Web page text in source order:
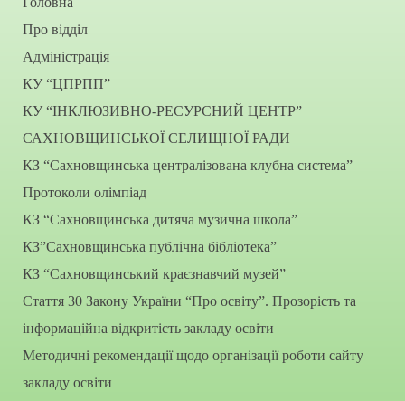
Про відділ
Адміністрація
КУ “ЦПРПП”
КУ “ІНКЛЮЗИВНО-РЕСУРСНИЙ ЦЕНТР”
САХНОВЩИНСЬКОЇ СЕЛИЩНОЇ РАДИ
КЗ “Сахновщинська централізована клубна система”
Протоколи олімпіад
КЗ “Сахновщинська дитяча музична школа”
КЗ”Сахновщинська публічна бібліотека”
КЗ “Сахновщинський краєзнавчий музей”
Стаття 30 Закону України “Про освіту”. Прозорість та
інформаційна відкритість закладу освіти
Методичні рекомендації щодо організації роботи сайту
закладу освіти